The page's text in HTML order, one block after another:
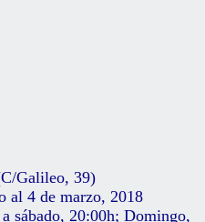
Galileo, 39)
al 4 de marzo, 2018
sábado, 20:00h; Domingo,